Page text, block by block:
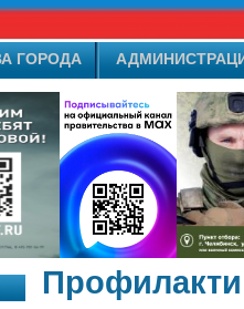
ГОРОДА